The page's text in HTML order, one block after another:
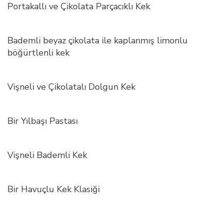
Portakallı ve Çikolata Parçacıklı Kek
Bademli beyaz çikolata ile kaplanmış limonlu
böğürtlenli kek
Vişneli ve Çikolatalı Dolgun Kek
Bir Yılbaşı Pastası
Vişneli Bademli Kek
Bir Havuçlu Kek Klasiği